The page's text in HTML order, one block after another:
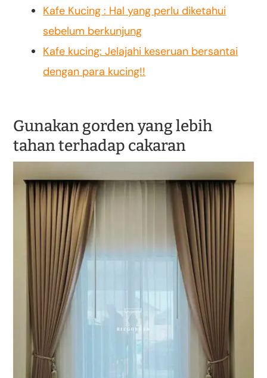
Kafe Kucing : Hal yang perlu diketahui
sebelum berkunjung
Kafe kucing: Jelajahi keseruan bersantai
dengan para kucing!!
Gunakan gorden yang lebih
tahan terhadap cakaran